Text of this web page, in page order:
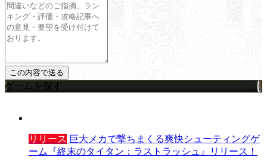
ゲームを探す
リリース 巨大メカで撃ちまくる爽快シューティングゲ
ーム『終末のタイタン：ラストラッシュ』リリース！